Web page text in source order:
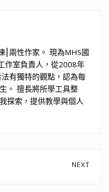
⎮兩性作家。 現為MHS國
作室負責人，從2008年
有獨特的觀點，認為每
。 擅長將所學工具整
探索，提供教學與個人
NEXT